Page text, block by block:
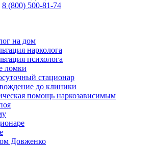
8 (800) 500-81-74
на дом
нарколога
психолога
ломки
стационар
до клиники
помощь наркозависимым
Довженко